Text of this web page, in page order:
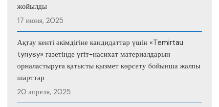
жойылды
17 июня, 2025
Ақтау кенті әкімдігіне кандидаттар үшін «Temirtau
tynysy» газетінде үгіт-насихат материалдарын
орналастыруға қатысты қызмет көрсету бойынша жалпы
шарттар
20 апреля, 2025